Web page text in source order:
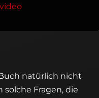
natürlich nicht
solche Fragen, die